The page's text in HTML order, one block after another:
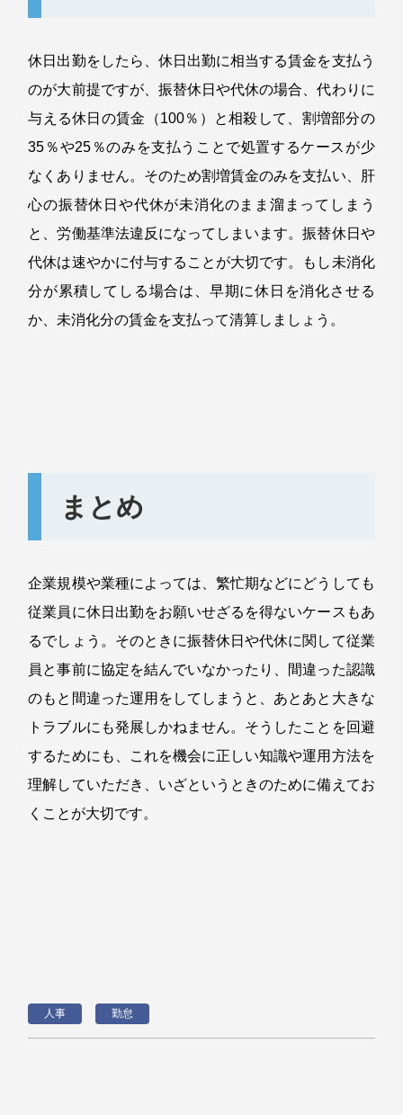
休日出勤をしたら、休日出勤に相当する賃金を支払う
のが大前提ですが、振替休日や代休の場合、代わりに
与える休日の賃金（100％）と相殺して、割増部分の
35 ％や25 ％のみを支払うことで処置するケースが少
なくありません。そのため割増賃金のみを支払い、肝
心の振替休日や代休が未消化のまま溜まってしまう
と、労働基準法違反になってしまいます。振替休日や
代休は速やかに付与することが大切です。もし未消化
分が累積してしる場合は、早期に休日を消化させる
か、未消化分の賃金を支払って清算しましょう。
まとめ
企業規模や業種によっては、繁忙期などにどうしても
従業員に休日出勤をお願いせざるを得ないケースもあ
るでしょう。そのときに振替休日や代休に関して従業
員と事前に協定を結んでいなかったり、間違った認識
のもと間違った運用をしてしまうと、あとあと大きな
トラブルにも発展しかねません。そうしたことを回避
するためにも、これを機会に正しい知識や運用方法を
理解していただき、いざというときのために備えてお
くことが大切です。
人事 勤怠